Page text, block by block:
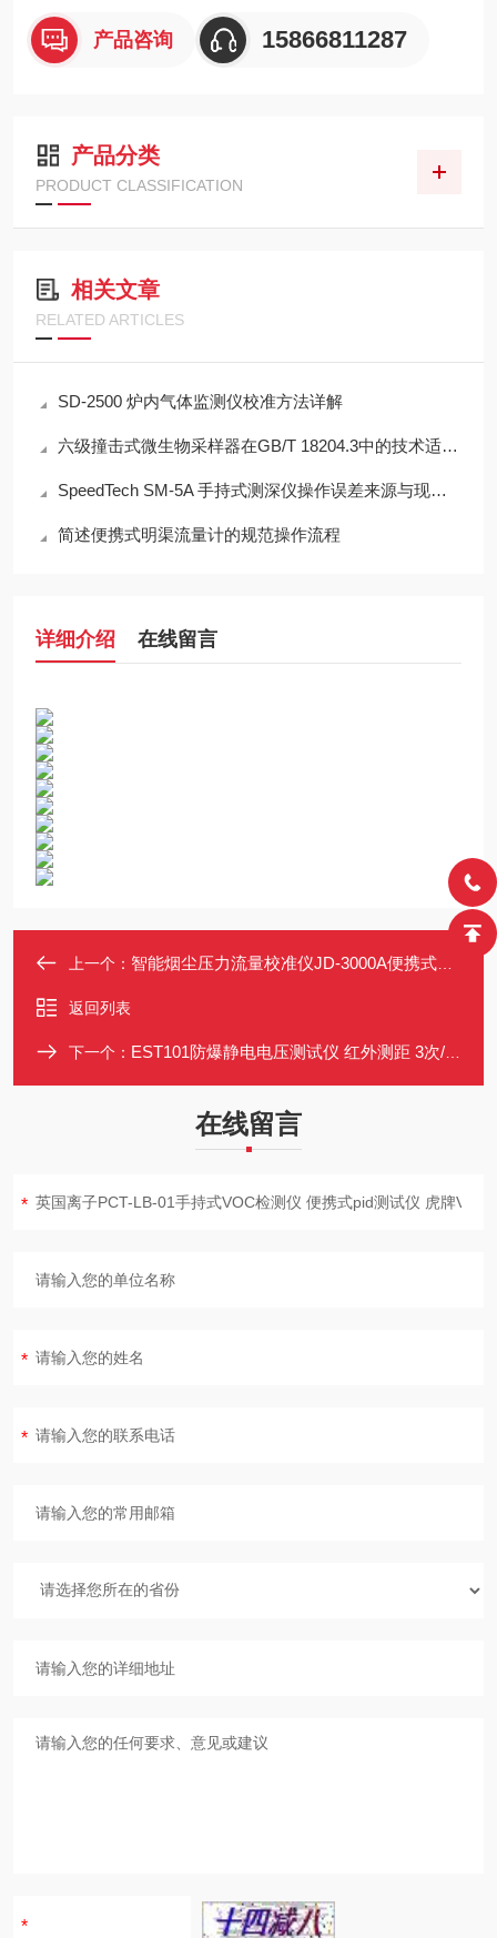
产品咨询 15866811287
产品分类
PRODUCT CLASSIFICATION
相关文章
RELATED ARTICLES
SD-2500 炉内气体监测仪校准方法详解
六级撞击式微生物采样器在GB/T 18204.3中的技术适配性分析
SpeedTech SM-5A 手持式测深仪操作误差来源与现场应用技术规范
简述便携式明渠流量计的规范操作流程
详细介绍 在线留言
上一个： 智能烟尘压力流量校准仪JD-3000A便携式校准装置 5.00~110.00 L/min
返回列表
下一个： EST101防爆静电电压测试仪 红外测距 3次/秒 便携式
在线留言